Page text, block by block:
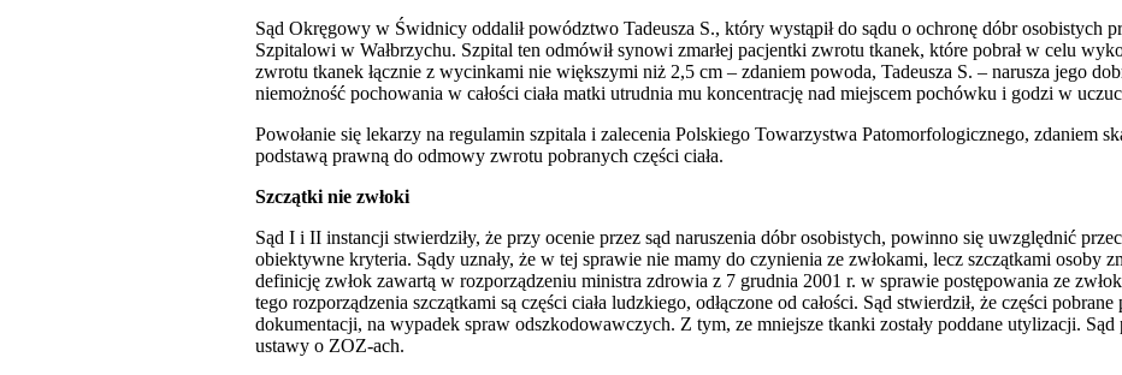
Sąd Okręgowy w Świdnicy oddalił powództwo Tadeusza S., który wystąpił do sądu o ochronę dóbr osobistych
Szpitalowi w Wałbrzychu. Szpital ten odmówił synowi zmarłej pacjentki zwrotu tkanek, które pobrał w celu
zwrotu tkanek łącznie z wycinkami nie większymi niż 2,5 cm – zdaniem powoda, Tadeusza S. – narusza jego
niemożność pochowania w całości ciała matki utrudnia mu koncentrację nad miejscem pochówku i godzi w
Powołanie się lekarzy na regulamin szpitala i zalecenia Polskiego Towarzystwa Patomorfologicznego, zdaniem
podstawą prawną do odmowy zwrotu pobranych części ciała.
Szczątki nie zwłoki
Sąd I i II instancji stwierdziły, że przy ocenie przez sąd naruszenia dóbr osobistych, powinno się uwzględnić
obiektywne kryteria. Sądy uznały, że w tej sprawie nie mamy do czynienia ze zwłokami, lecz szczątkami osoby
definicję zwłok zawartą w rozporządzeniu ministra zdrowia z 7 grudnia 2001 r. w sprawie postępowania ze
tego rozporządzenia szczątkami są części ciała ludzkiego, odłączone od całości. Sąd stwierdził, że części pobrane
dokumentacji, na wypadek spraw odszkodowawczych. Z tym, ze mniejsze tkanki zostały poddane utylizacji. Sąd
ustawy o ZOZ-ach.